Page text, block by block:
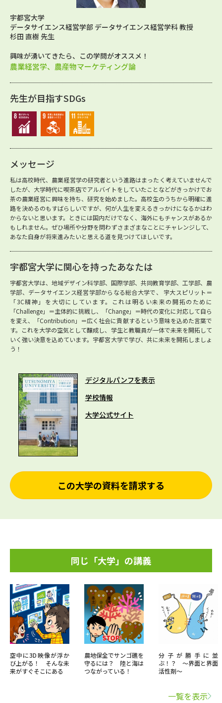
宇都宮大学
データサイエンス経営学部 データサイエンス経営学科 教授
杉田 直樹 先生
興味が湧いてきたら、この学問がオススメ！
農業経営学、農産物マーケティング論
先生が目指すSDGs
メッセージ
私は高校時代、農業経営学の研究者という進路はまったく考えていませんで
したが、大学時代に喫茶店でアルバイトをしていたことなどがきっかけでお
茶の農業経営に興味を持ち、研究を始めました。高校生のうちから明確に進
路を決めるのもすばらしいですが、何が人生を変えるきっかけになるかはわ
からないと思います。ときには国内だけでなく、海外にもチャンスがあるか
もしれません。ぜひ場所や分野を問わずさまざまなことにチャレンジして、
あなた自身が将来進みたいと思える道を見つけてほしいです。
宇都宮大学に関心を持ったあなたは
宇都宮大学は、地域デザイン科学部、国際学部、共同教育学部、工学部、農
学部、データサイエンス経営学部からなる総合大学で、 宇大スピリット＝
「3C精神」を大切にしています。これは明るい未来の開拓のために
「Challenge」＝主体的に挑戦し、「Change」＝時代の変化に対応して自ら
を変え、「Contribution」＝広く社会に貢献するという意味を込めた言葉で
す。これを大学の空気として醸成し、学生と教職員が一体で未来を開拓して
いく強い決意を込めています。宇都宮大学で学び、共に未来を開拓しましょ
う！
デジタルパンフを表示
学校情報
大学公式サイト
この大学の資料を請求する
同じ「大学」の講義
空中に3D映像が浮か
び上がる！ そんな未
来がすぐそこにある
農地保全でサンゴ礁を
守るには？ 陸と海は
つながっている！
分子が勝手に並
ぶ！？ ～界面と界面
活性剤～
一覧を表示